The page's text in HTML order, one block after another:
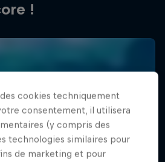
!
cookies techniquement
consentement, il utilisera
(y compris des
technologies similaires pour
de marketing et pour